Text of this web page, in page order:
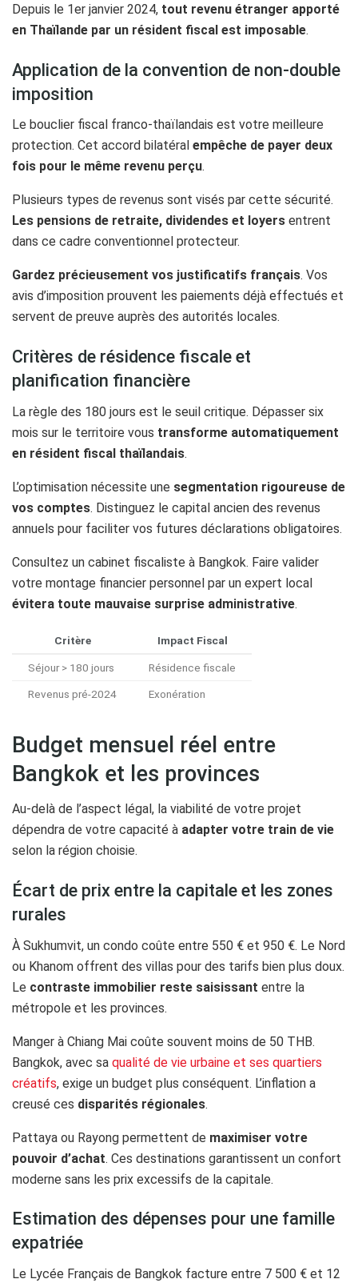
Depuis le 1er janvier 2024, tout revenu étranger apporté
en Thaïlande par un résident fiscal est imposable.
Application de la convention de non-double
imposition
Le bouclier fiscal franco-thaïlandais est votre meilleure
protection. Cet accord bilatéral empêche de payer deux
fois pour le même revenu perçu.
Plusieurs types de revenus sont visés par cette sécurité.
Les pensions de retraite, dividendes et loyers entrent
dans ce cadre conventionnel protecteur.
Gardez précieusement vos justificatifs français. Vos
avis d’imposition prouvent les paiements déjà effectués et
servent de preuve auprès des autorités locales.
Critères de résidence fiscale et
planification financière
La règle des 180 jours est le seuil critique. Dépasser six
mois sur le territoire vous transforme automatiquement
en résident fiscal thaïlandais.
L’optimisation nécessite une segmentation rigoureuse de
vos comptes. Distinguez le capital ancien des revenus
annuels pour faciliter vos futures déclarations obligatoires.
Consultez un cabinet fiscaliste à Bangkok. Faire valider
votre montage financier personnel par un expert local
évitera toute mauvaise surprise administrative.
Critère Impact Fiscal
Séjour > 180 jours Résidence fiscale
Revenus pré-2024 Exonération
Budget mensuel réel entre
Bangkok et les provinces
Au-delà de l’aspect légal, la viabilité de votre projet
dépendra de votre capacité à adapter votre train de vie
selon la région choisie.
Écart de prix entre la capitale et les zones
rurales
À Sukhumvit, un condo coûte entre 550 € et 950 €. Le Nord
ou Khanom offrent des villas pour des tarifs bien plus doux.
Le contraste immobilier reste saisissant entre la
métropole et les provinces.
Manger à Chiang Mai coûte souvent moins de 50 THB.
Bangkok, avec sa qualité de vie urbaine et ses quartiers
créatifs, exige un budget plus conséquent. L’inflation a
creusé ces disparités régionales.
Pattaya ou Rayong permettent de maximiser votre
pouvoir d’achat. Ces destinations garantissent un confort
moderne sans les prix excessifs de la capitale.
Estimation des dépenses pour une famille
expatriée
Le Lycée Français de Bangkok facture entre 7 500 € et 12